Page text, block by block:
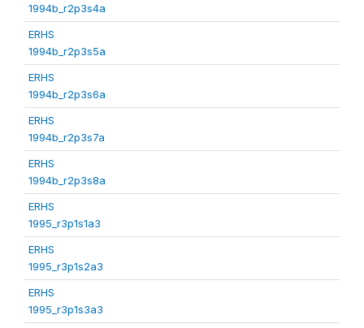
1994b_r2p3s4a
ERHS
1994b_r2p3s5a
ERHS
1994b_r2p3s6a
ERHS
1994b_r2p3s7a
ERHS
1994b_r2p3s8a
ERHS
1995_r3p1s1a3
ERHS
1995_r3p1s2a3
ERHS
1995_r3p1s3a3